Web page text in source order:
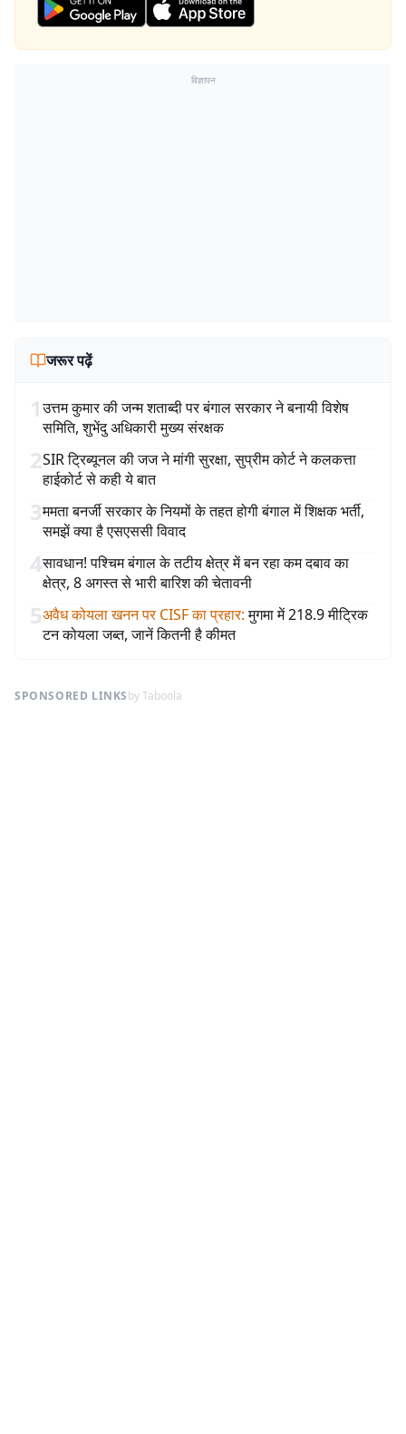
विज्ञापन
जरूर पढ़ें
1उत्तम कुमार की जन्म शताब्दी पर बंगाल सरकार ने बनायी विशेष
समिति, शुभेंदु अधिकारी मुख्य संरक्षक
2SIR ट्रिब्यूनल की जज ने मांगी सुरक्षा, सुप्रीम कोर्ट ने कलकत्ता
हाईकोर्ट से कही ये बात
3ममता बनर्जी सरकार के नियमों के तहत होगी बंगाल में शिक्षक भर्ती,
समझें क्या है एसएससी विवाद
4सावधान! पश्चिम बंगाल के तटीय क्षेत्र में बन रहा कम दबाव का
क्षेत्र, 8 अगस्त से भारी बारिश की चेतावनी
5अवैध कोयला खनन पर CISF का प्रहार: मुगमा में 218.9 मीट्रिक
टन कोयला जब्त, जानें कितनी है कीमत
SPONSORED LINKSby Taboola